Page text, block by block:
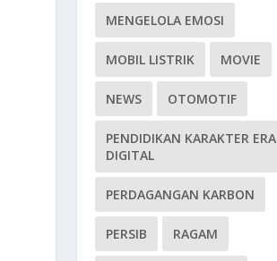
MENGELOLA EMOSI
MOBIL LISTRIK MOVIE
NEWS OTOMOTIF
PENDIDIKAN KARAKTER ERA
DIGITAL
PERDAGANGAN KARBON
PERSIB RAGAM